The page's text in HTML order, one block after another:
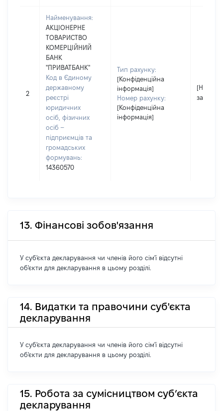
2
Найменування:
АКЦІОНЕРНЕ
ТОВАРИСТВО
КОМЕРЦІЙНИЙ
БАНК
"ПРИВАТБАНК"
Код в Єдиному
державному
реєстрі
юридичних
осіб, фізичних
осіб –
підприємців та
громадських
формувань:
14360570
Тип рахунку:
[Конфіденційна
інформація]
Номер рахунку:
[Конфіденційна
інформація]
[Не
13. Фінансові зобов'язання
У суб'єкта декларування чи членів його сім'ї відсутні
об'єкти для декларування в цьому розділі.
14. Видатки та правочини суб'єкта
декларування
У суб'єкта декларування чи членів його сім'ї відсутні
об'єкти для декларування в цьому розділі.
15. Робота за сумісництвом суб’єкта
декларування